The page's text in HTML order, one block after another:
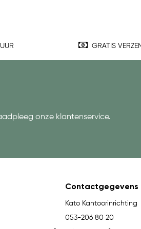
GRATIS
onze klantenservice.
Contactgegevens
Kato Kantoorinrichting
053-206 80 20